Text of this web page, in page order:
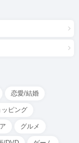
恋愛/結婚
ッピング
グルメ